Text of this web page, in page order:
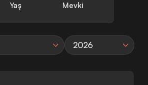
Yaş Mevki
2026